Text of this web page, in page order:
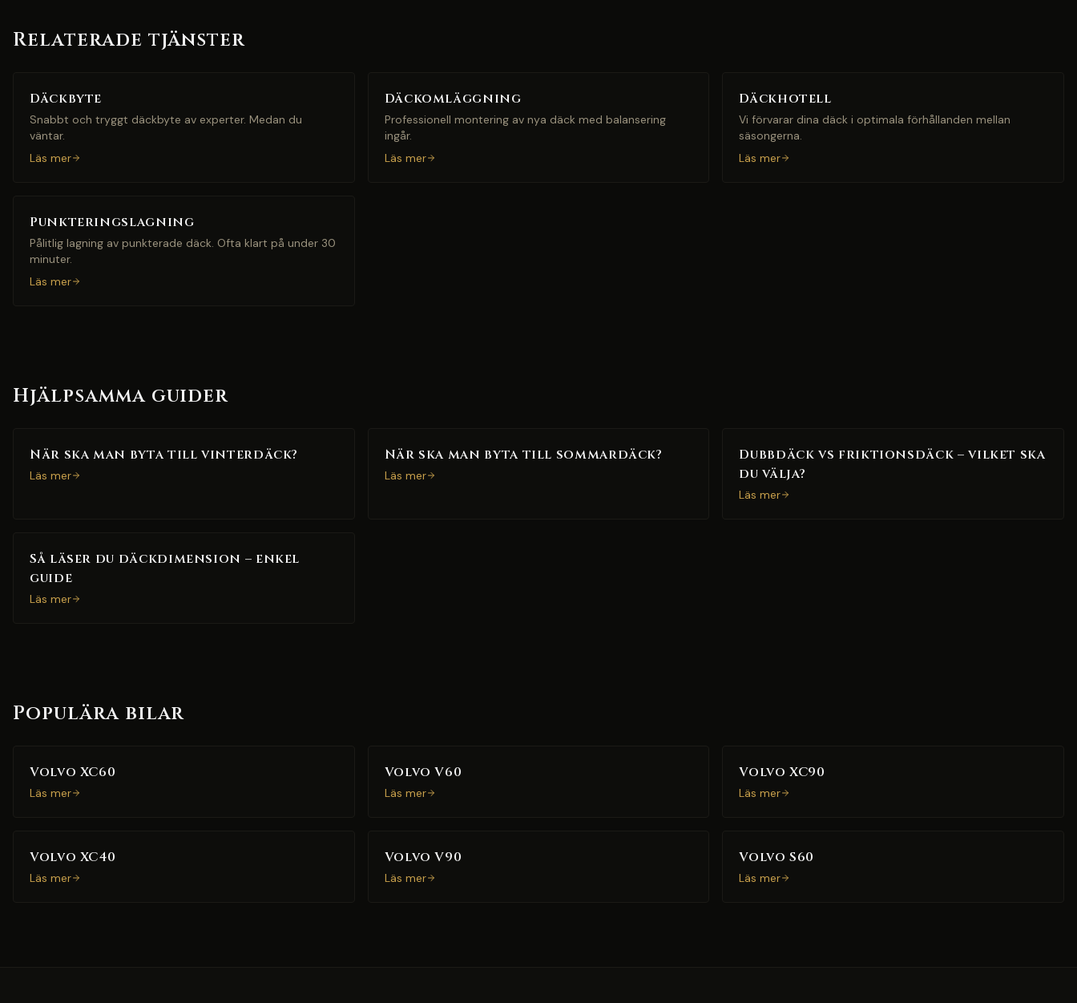
Relaterade tjänster
Däckbyte
Snabbt och tryggt däckbyte av experter. Medan du
väntar.
Läs mer
Däckomläggning
Professionell montering av nya däck med balansering
ingår.
Läs mer
Däckhotell
Vi förvarar dina däck i optimala förhållanden mellan
säsongerna.
Läs mer
Punkteringslagning
Pålitlig lagning av punkterade däck. Ofta klart på under 30
minuter.
Läs mer
Hjälpsamma guider
När ska man byta till vinterdäck?
Läs mer
När ska man byta till sommardäck?
Läs mer
Dubbdäck vs friktionsdäck – vilket ska
du välja?
Läs mer
Så läser du däckdimension – enkel
guide
Läs mer
Populära bilar
Volvo XC60
Läs mer
Volvo V60
Läs mer
Volvo XC90
Läs mer
Volvo XC40
Läs mer
Volvo V90
Läs mer
Volvo S60
Läs mer